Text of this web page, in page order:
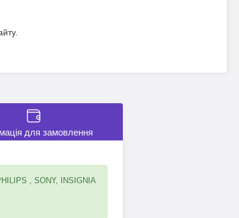
для замовлення
, SONY, INSIGNIA